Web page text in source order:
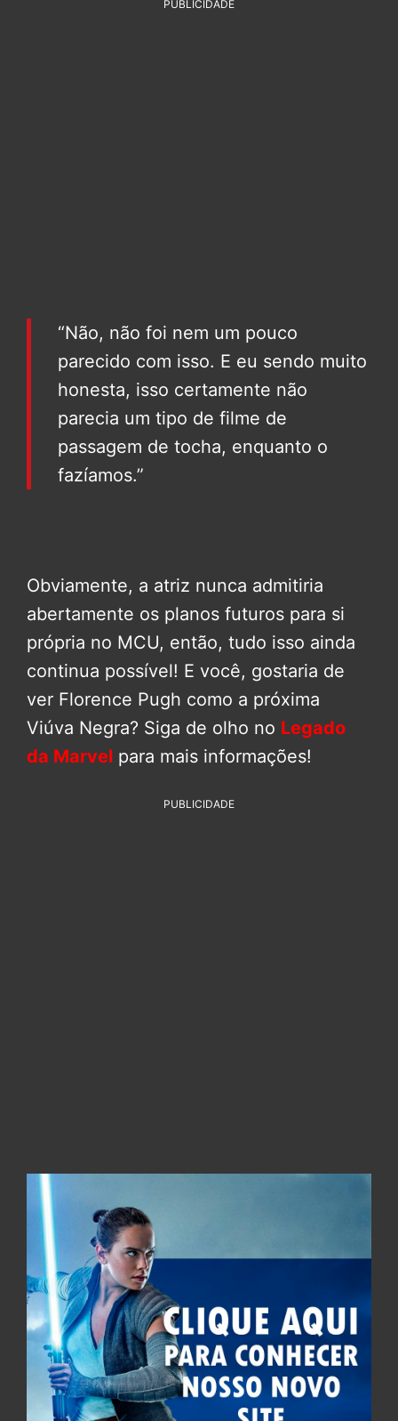
PUBLICIDADE
“Não, não foi nem um pouco
parecido com isso. E eu sendo muito
honesta, isso certamente não
parecia um tipo de filme de
passagem de tocha, enquanto o
fazíamos.”
Obviamente, a atriz nunca admitiria
abertamente os planos futuros para si
própria no MCU, então, tudo isso ainda
continua possível! E você, gostaria de
ver Florence Pugh como a próxima
Viúva Negra? Siga de olho no Legado
da Marvel para mais informações!
PUBLICIDADE